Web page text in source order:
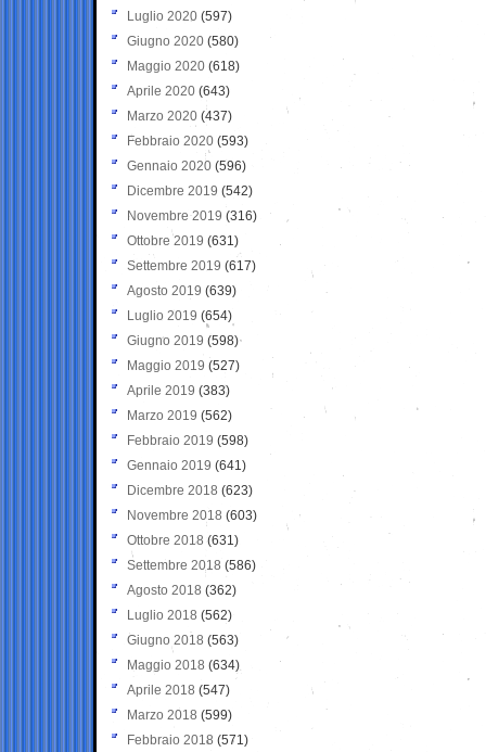
Luglio 2020 (597)
Giugno 2020 (580)
Maggio 2020 (618)
Aprile 2020 (643)
Marzo 2020 (437)
Febbraio 2020 (593)
Gennaio 2020 (596)
Dicembre 2019 (542)
Novembre 2019 (316)
Ottobre 2019 (631)
Settembre 2019 (617)
Agosto 2019 (639)
Luglio 2019 (654)
Giugno 2019 (598)
Maggio 2019 (527)
Aprile 2019 (383)
Marzo 2019 (562)
Febbraio 2019 (598)
Gennaio 2019 (641)
Dicembre 2018 (623)
Novembre 2018 (603)
Ottobre 2018 (631)
Settembre 2018 (586)
Agosto 2018 (362)
Luglio 2018 (562)
Giugno 2018 (563)
Maggio 2018 (634)
Aprile 2018 (547)
Marzo 2018 (599)
Febbraio 2018 (571)